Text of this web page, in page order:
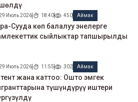
Июль 2026 18:40 450 Аймак
Сууда көп балалуу энелерге
сыйлыктар тапшырылды
Июль 2026 11:55 302 Аймак
жана каттоо: Ошто эмгек
түшүндүрүү иштери